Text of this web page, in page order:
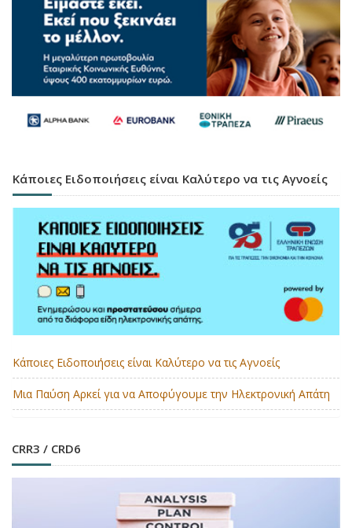
Κάποιες Ειδοποιήσεις είναι Καλύτερο να τις Αγνοείς
Κάποιες Ειδοποιήσεις είναι Καλύτερο να τις Αγνοείς
Μια Παύση Αρκεί για να Αποφύγουμε την Ηλεκτρονική Απάτη
CRR3 / CRD6